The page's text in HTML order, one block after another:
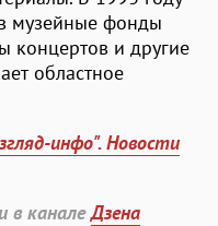
музейные фонды
концертов и другие
областное
инфо". Новости
в каналеДзена